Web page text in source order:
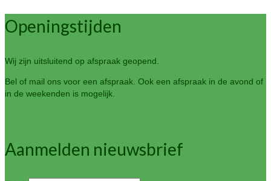
Openingstijden
Wij zijn uitsluitend op afspraak geopend.
Bel of mail ons voor een afspraak. Ook een afspraak in de avond of
in de weekenden is mogelijk.
Aanmelden nieuwsbrief